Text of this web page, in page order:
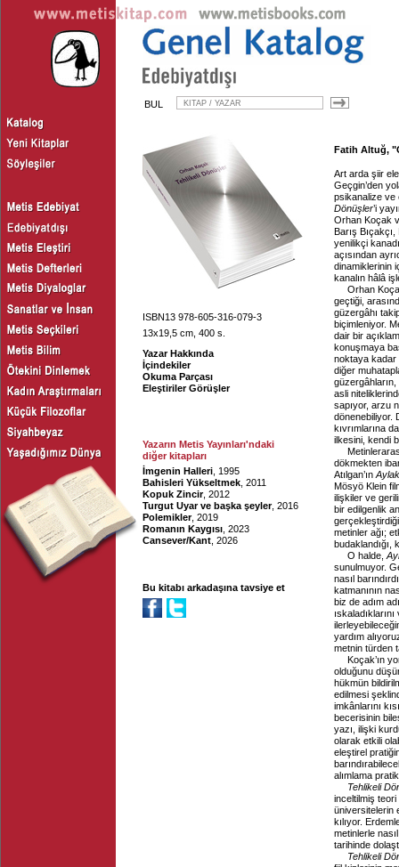
BUL
ISBN13 978-605-316-079-3
13x19,5 cm, 400 s.
Yazar Hakkında
İçindekiler
Okuma Parçası
Eleştiriler Görüşler
Yazarın Metis Yayınları'ndaki
diğer kitapları
İmgenin Halleri , 1995
Bahisleri Yükseltmek , 2011
Kopuk Zincir, 2012
Turgut Uyar ve başka şeyler, 2016
Polemikler, 2019
Romanın Kaygısı , 2023
Cansever/Kant , 2026
Bu kitabı arkadaşına tavsiye et
Fatih Altuğ,
Art arda şiir
Geçgin’den
psikanalize ve
Dönüşler’i
Orhan Koçak
Barış
yenilikçi
açısından
dinamiklerinin
kanalın hâlâ
Orhan
geçtiği,
güzergâhı
biçimleniyor.
dair bir
konuşmaya
noktaya kadar
diğer
asli
sapıyor, arzu
dönenebiliyor.
kıvrımlarına
ilkesini, kendi
dökmekten
Atılgan’ın
Mösyö Klein
ilişkiler ve
bir edilgenlik
metinler ağı;
budaklandığı,
O halde,
sunulmuyor.
nasıl
katmanının
biz de adım
yardım
metnin türden
Koçak’ın
olduğunu
hükmün
edilmesi
imkânlarını
becerisinin
yazı, ilişki
olarak etkili
eleştirel
alımlama
Tehlikeli
inceltilmiş
üniversitelerin
kılıyor.
metinlerle
tarihinde
Tehlikeli